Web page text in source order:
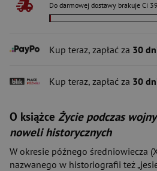
Do darmowej dostawy brakuje Ci
Kup teraz, zapłać za 30
Kup teraz, zapłać za 30
O książce Życie podczas
noweli historycznych
W okresie późnego średniowiecza
nazwanego w historiografii też